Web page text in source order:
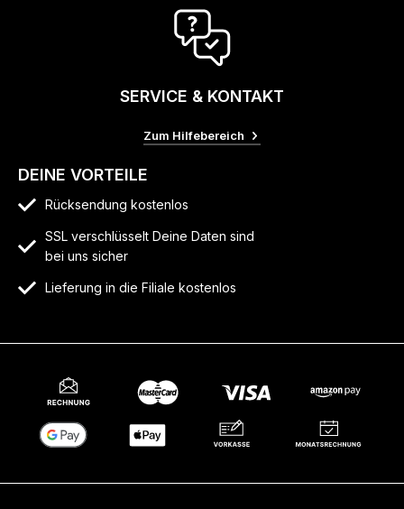
SERVICE & KONTAKT
Zum Hilfebereich
DEINE VORTEILE
Rücksendung kostenlos
SSL verschlüsselt Deine Daten sind
bei uns sicher
Lieferung in die Filiale kostenlos